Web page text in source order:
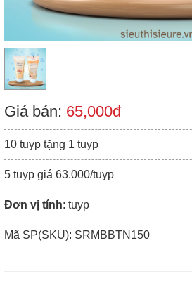
Giá bán: 65,000đ
10 tuyp tặng 1 tuyp
5 tuyp giá 63.000/tuyp
Đơn vị tính: tuyp
Mã SP(SKU): SRMBBTN150